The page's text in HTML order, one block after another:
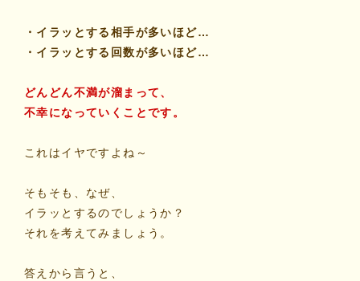
・イラッとする相手が多いほど…
・イラッとする回数が多いほど…
どんどん不満が溜まって、
不幸になっていくことです。
これはイヤですよね～
そもそも、なぜ、
イラッとするのでしょうか？
それを考えてみましょう。
答えから言うと、